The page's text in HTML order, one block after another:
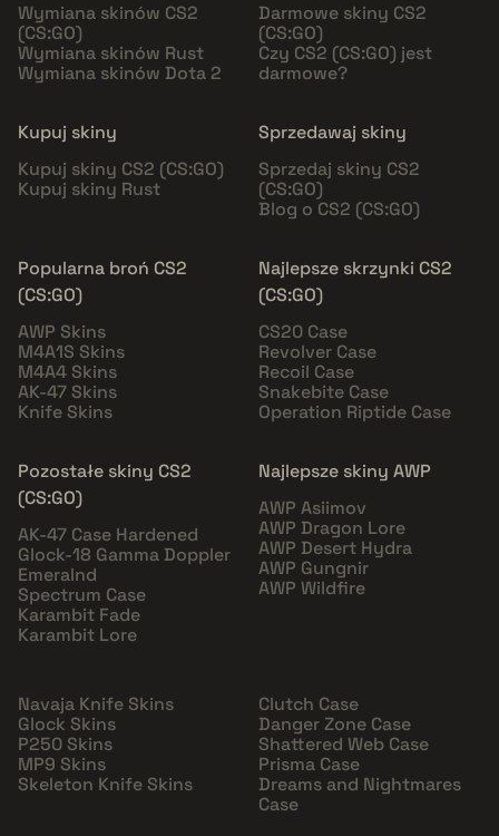
Wymiana skinów CS2
(CS:GO)
Wymiana skinów Rust
Wymiana skinów Dota 2
Darmowe skiny CS2
(CS:GO)
Czy CS2 (CS:GO) jest
darmowe?
Kupuj skiny
Kupuj skiny CS2 (CS:GO)
Kupuj skiny Rust
Sprzedawaj skiny
Sprzedaj skiny CS2
(CS:GO)
Blog o CS2 (CS:GO)
Popularna broń CS2
(CS:GO)
AWP Skins
M4A1S Skins
M4A4 Skins
AK-47 Skins
Knife Skins
Najlepsze skrzynki CS2
(CS:GO)
CS20 Case
Revolver Case
Recoil Case
Snakebite Case
Operation Riptide Case
Pozostałe skiny CS2
(CS:GO)
AK-47 Case Hardened
Glock-18 Gamma Doppler
Emeralnd
Spectrum Case
Karambit Fade
Karambit Lore
Najlepsze skiny AWP
AWP Asiimov
AWP Dragon Lore
AWP Desert Hydra
AWP Gungnir
AWP Wildfire
Navaja Knife Skins
Glock Skins
P250 Skins
MP9 Skins
Skeleton Knife Skins
Clutch Case
Danger Zone Case
Shattered Web Case
Prisma Case
Dreams and Nightmares
Case